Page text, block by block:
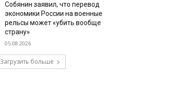
Собянин заявил, что перевод
экономики России на военные
рельсы может «убить вообще
страну»
05.08.2026
Загрузить больше